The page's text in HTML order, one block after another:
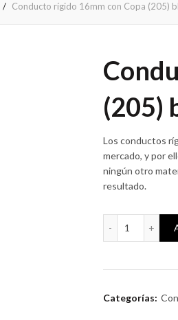
Conducto rígido 16mm con Copa (205)
(205)
Los conductos
mercado, y por
ningún otro
resultado.
Conducto
Categorías: